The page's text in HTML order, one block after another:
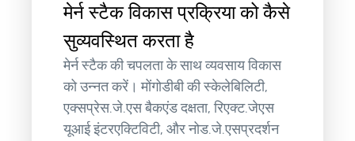
मेर्न स्टैक विकास प्रक्रिया को कैसे
सुव्यवस्थित करता है
मेर्न स्टैक की चपलता के साथ व्यवसाय विकास
को उन्नत करें। मोंगोडीबी की स्केलेबिलिटी,
एक्सप्रेस.जे.एस बैकएंड दक्षता, रिएक्ट.जेएस
यूआई इंटरएक्टिविटी, और नोड.जे.एसप्रदर्शन